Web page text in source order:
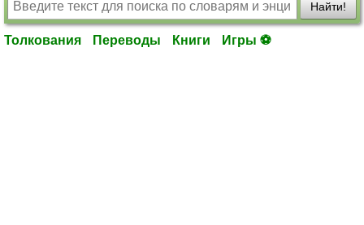
Найти!
Толкования Переводы Книги Игры ⚽